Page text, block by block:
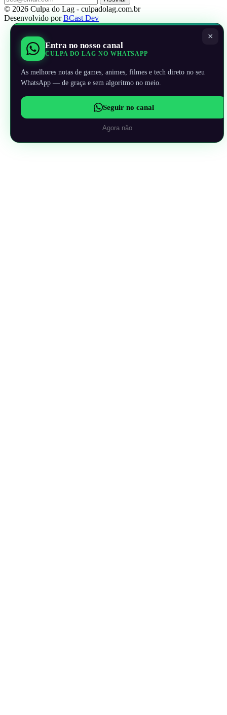
© 2026 Culpa do Lag - culpadolag.com.br
Desenvolvido porBCast Dev
×
Entra no nosso canal
CULPA DO LAG NO WHATSAPP
As melhores notas de games, animes, filmes e tech direto no seu
WhatsApp — de graça e sem algoritmo no meio.
Seguir no canal
Agora não